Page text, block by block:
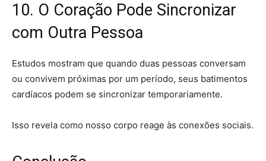
10. O Coração Pode Sincronizar
com Outra Pessoa
Estudos mostram que quando duas pessoas conversam
ou convivem próximas por um período, seus batimentos
cardíacos podem se sincronizar temporariamente.
Isso revela como nosso corpo reage às conexões sociais.